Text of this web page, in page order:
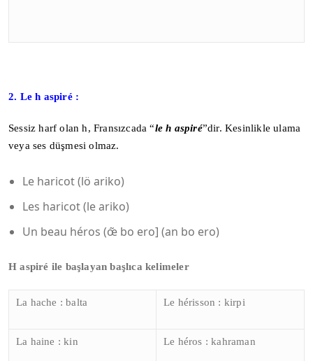
2. Le h aspiré :
Sessiz harf olan h, Fransızcada “le h aspiré”dir. Kesinlikle ulama
veya ses düşmesi olmaz.
Le haricot (lö ariko)
Les haricot (le ariko)
Un beau héros (œ̃ bo ero] (an bo ero)
H aspiré ile başlayan başlıca kelimeler
La hache : balta Le hérisson : kirpi
La haine : kin Le héros : kahraman